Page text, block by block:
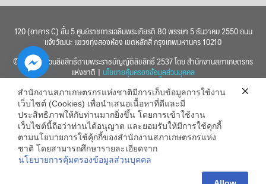
120 (อาคาร C) ชั้น 5 ศูนย์ราชการเฉลิมพระเกียรติ 80 พรรษา 5 ธันวาคม 2550 ถนน
แจ้งวัฒนะ แขวงทุ่งสองห้อง เขตหลักสี่ กรุงเทพมหานคร 10210
© 2560 สงวนลิขสิทธิ์ตามพระราชบัญญัติลิขสิทธิ์ 2537 โดย สำนักงานสภาเกษตรกร
แห่งชาติ | นโยบายคุ้มครองข้อมูลส่วนบุคคล
สำนักงานสภาเกษตรกรแห่งชาติมีการเก็บข้อมูลการใช้งาน
เว็บไซต์ (Cookies) เพื่อนำเสนอเนื้อหาที่ดีและมี
ประสิทธิภาพให้กับท่านมากยิ่งขึ้น โดยการเข้าใช้งาน
เว็บไซต์นี้ถือว่าท่านได้อนุญาต และยอมรับให้มีการใช้คุกกี้
ตามนโยบายการใช้คุ้กกี้ของสำนักงานสภาเกษตรกรแห่ง
ชาติ โดยสามารถศึกษารายละเอียดจาก
นโยบายการคุ้มครองข้อมูลส่วนบุคคล
Hide
chaty